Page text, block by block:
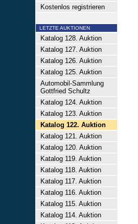
Kostenlos registrieren
LETZTE AUKTIONEN
Katalog 128. Auktion
Katalog 127. Auktion
Katalog 126. Auktion
Katalog 125. Auktion
Automobil-Sammlung
Gottfried Schultz
Katalog 124. Auktion
Katalog 123. Auktion
Katalog 122. Auktion
Katalog 121. Auktion
Katalog 120. Auktion
Katalog 119. Auktion
Katalog 118. Auktion
Katalog 117. Auktion
Katalog 116. Auktion
Katalog 115. Auktion
Katalog 114. Auktion